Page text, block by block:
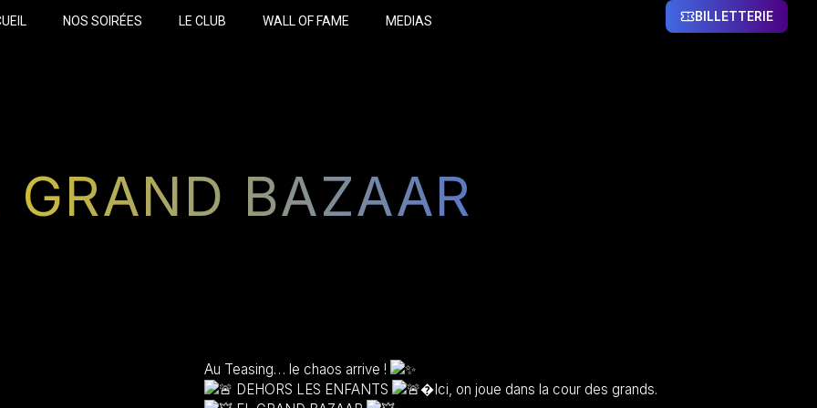
NOS SOIRÉES LE CLUB WALL OF FAME MEDIAS BILLETTERIE
GRAND BAZAAR
Au Teasing… le chaos arrive !
DEHORS LES ENFANTS
�Ici, on joue dans la cour des grands.